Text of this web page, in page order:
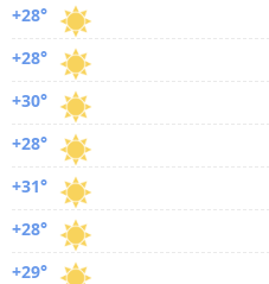
+28°
+28°
+30°
+28°
+31°
+28°
+29°